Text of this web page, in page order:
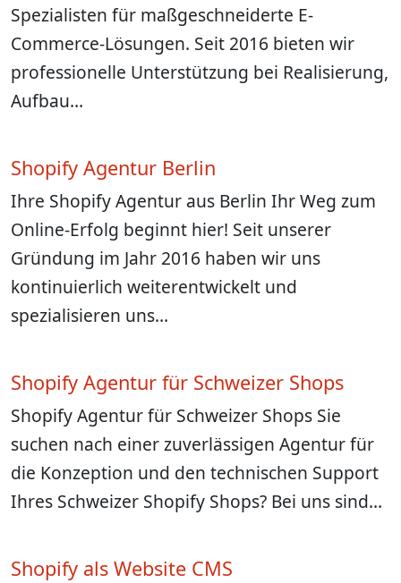
Spezialisten für maßgeschneiderte E-
Commerce-Lösungen. Seit 2016 bieten wir
professionelle Unterstützung bei Realisierung,
Aufbau…
Shopify Agentur Berlin
Ihre Shopify Agentur aus Berlin Ihr Weg zum
Online-Erfolg beginnt hier! Seit unserer
Gründung im Jahr 2016 haben wir uns
kontinuierlich weiterentwickelt und
spezialisieren uns…
Shopify Agentur für Schweizer Shops
Shopify Agentur für Schweizer Shops Sie
suchen nach einer zuverlässigen Agentur für
die Konzeption und den technischen Support
Ihres Schweizer Shopify Shops? Bei uns sind…
Shopify als Website CMS